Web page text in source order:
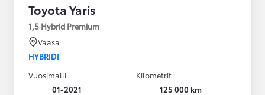
Toyota Yaris
1,5 Hybrid Premium
Vaasa
HYBRIDI
Vuosimalli
01-2021
Kilometrit
125 000 km